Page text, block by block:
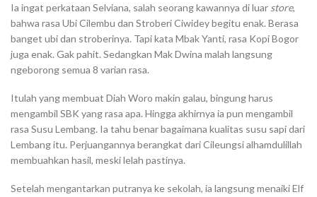
Ia ingat perkataan Selviana, salah seorang kawannya di luar store,
bahwa rasa Ubi Cilembu dan Stroberi Ciwidey begitu enak. Berasa
banget ubi dan stroberinya. Tapi kata Mbak Yanti, rasa Kopi Bogor
juga enak. Gak pahit. Sedangkan Mak Dwina malah langsung
ngeborong semua 8 varian rasa.
Itulah yang membuat Diah Woro makin galau, bingung harus
mengambil SBK yang rasa apa. Hingga akhirnya ia pun mengambil
rasa Susu Lembang. Ia tahu benar bagaimana kualitas susu sapi dari
Lembang itu. Perjuangannya berangkat dari Cileungsi alhamdulillah
membuahkan hasil, meski lelah pastinya.
Setelah mengantarkan putranya ke sekolah, ia langsung menaiki Elf